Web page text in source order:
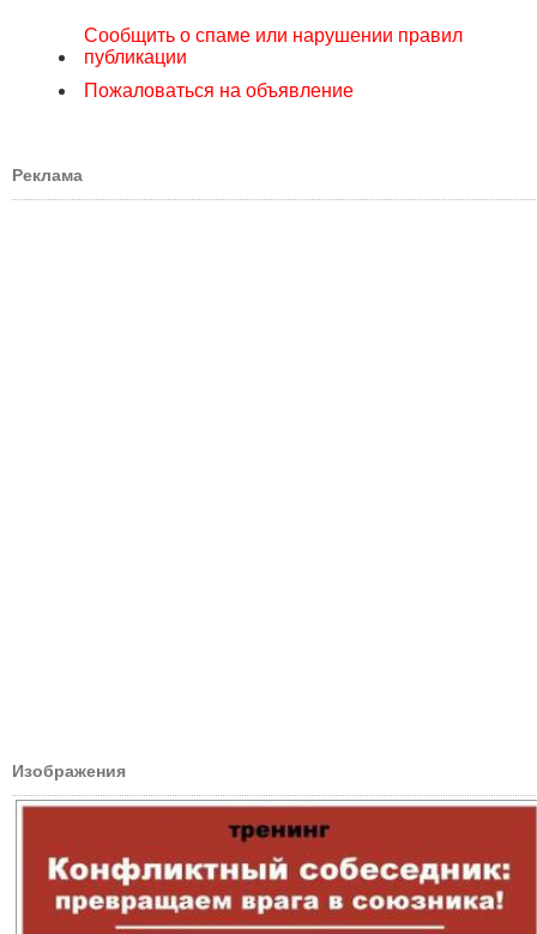
Сообщить о спаме или нарушении правил
публикации
Пожаловаться на объявление
Реклама
Изображения